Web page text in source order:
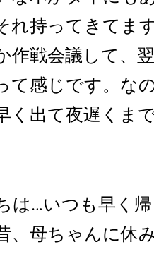
れ持ってきてま
作戦会議して、
て感じです。な
く出て夜遅くま
は…いつも早く帰
、母ちゃんに休